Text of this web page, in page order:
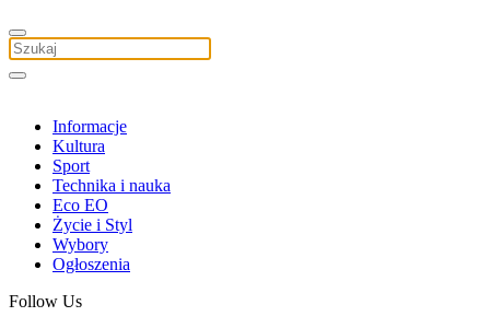
Informacje
Kultura
Sport
Technika i nauka
Eco EO
Życie i Styl
Wybory
Ogłoszenia
Follow Us